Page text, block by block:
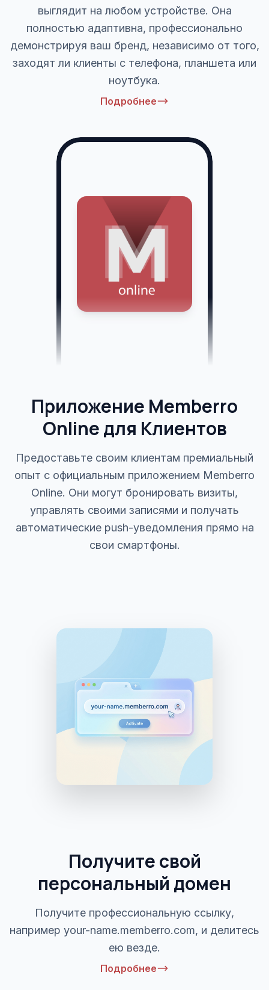
выглядит на любом устройстве. Она
полностью адаптивна, профессионально
демонстрируя ваш бренд, независимо от того,
заходят ли клиенты с телефона, планшета или
ноутбука.
Подробнее
Приложение Memberro
Online для Клиентов
Предоставьте своим клиентам премиальный
опыт с официальным приложением Memberro
Online. Они могут бронировать визиты,
управлять своими записями и получать
автоматические push-уведомления прямо на
свои смартфоны.
Получите свой
персональный домен
Получите профессиональную ссылку,
например your-name.memberro.com, и делитесь
ею везде.
Подробнее